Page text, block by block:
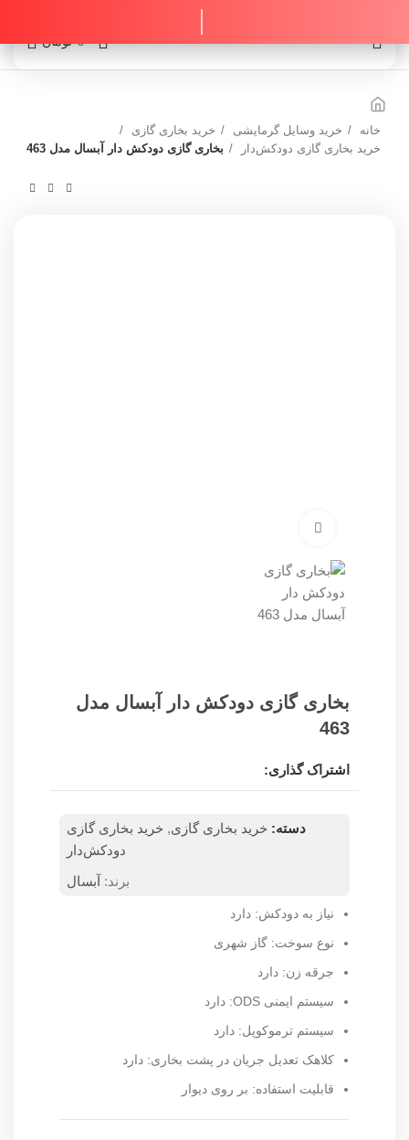
تومان 0
خانه خرید وسایل گرمایشی
خرید بخاری گازی
خرید بخاری گازی دودکش‌دار
بخاری گازی دودکش دار آبسال مدل 463
بخاری گازی دودکش دار آبسال مدل
463
اشتراک گذاری:
دسته: خرید بخاری گازی, خرید بخاری گازی
دودکش‌دار
برند: آبسال
نیاز به دودکش: دارد
نوع سوخت: گاز شهری
جرقه زن: دارد
سیستم ایمنی ODS: دارد
سیستم ترموکوپل: دارد
کلاهک تعدیل جریان در پشت بخاری: دارد
قابلیت استفاده: بر روی دیوار